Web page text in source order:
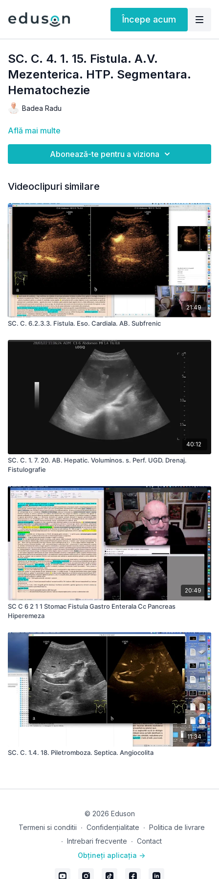
Începe acum
SC. C. 4. 1. 15. Fistula. A.V.
Mezenterica. HTP. Segmentara.
Hematochezie
Badea Radu
Află mai multe
Abonează-te pentru a viziona
Videoclipuri similare
21:49
SC. C. 6.2.3.3. Fistula. Eso. Cardiala. AB. Subfrenic
40:12
SC. C. 1. 7. 20. AB. Hepatic. Voluminos. s. Perf. UGD. Drenaj.
Fistulografie
20:49
SC C 6 2 1 1 Stomac Fistula Gastro Enterala Cc Pancreas
Hiperemeza
11:34
SC. C. 1.4. 18. Piletromboza. Septica. Angiocolita
© 2026 Eduson
Termeni si conditii ∙ Confidențialitate ∙ Politica de livrare
∙ Intrebari frecvente ∙ Contact
Obțineți aplicația ->